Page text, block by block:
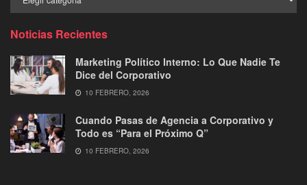
por
Noticias Recientes
Marketing Político Interno: Lo Que Nadie Te
Dice del Corporativo
10 FEBRERO, 2026
Cuando Pasas de Agencia a Corporativo y
Todo es “Para el Próximo Q”
10 FEBRERO, 2026